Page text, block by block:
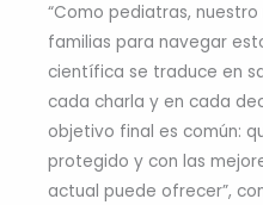
“Como pediatras,
familias para navegar
científica se traduce en
cada charla y en cada
objetivo final es común:
protegido y con las
actual puede ofrecer”,